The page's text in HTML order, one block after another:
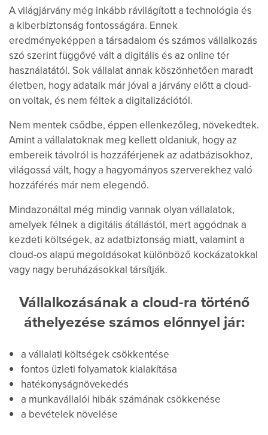
A világjárvány még inkább rávilágított a technológia és
a kiberbiztonság fontosságára. Ennek
eredményeképpen a társadalom és számos vállalkozás
szó szerint függővé vált a digitális és az online tér
használatától. Sok vállalat annak köszönhetően maradt
életben, hogy adataik már jóval a járvány előtt a cloud-
on voltak, és nem féltek a digitalizációtól.
Nem mentek csődbe, éppen ellenkezőleg, növekedtek.
Amint a vállalatoknak meg kellett oldaniuk, hogy az
embereik távolról is hozzáférjenek az adatbázisokhoz,
világossá vált, hogy a hagyományos szerverekhez való
hozzáférés már nem elegendő.
Mindazonáltal még mindig vannak olyan vállalatok,
amelyek félnek a digitális átállástól, mert aggódnak a
kezdeti költségek, az adatbiztonság miatt, valamint a
cloud-os alapú megoldásokat különböző kockázatokkal
vagy nagy beruházásokkal társítják.
Vállalkozásának a cloud-ra történő
áthelyezése számos előnnyel jár:
a vállalati költségek csökkentése
fontos üzleti folyamatok kialakítása
hatékonyságnövekedés
a munkavállalói hibák számának csökkenése
a bevételek növelése